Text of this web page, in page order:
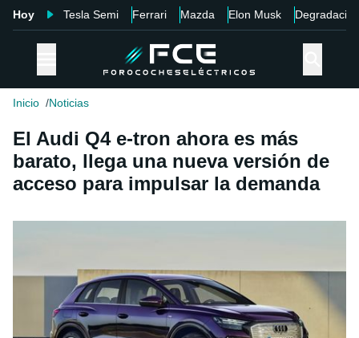
Hoy Tesla Semi Ferrari Mazda Elon Musk Degradación
Inicio Noticias
El Audi Q4 e-tron ahora es más
barato, llega una nueva versión de
acceso para impulsar la demanda